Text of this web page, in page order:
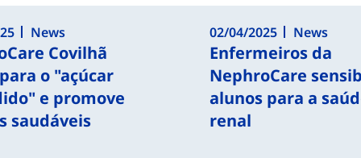
News
Covilhã
o "açúcar
e promove
saudáveis
News
02/04/2025
Enfermeiros da
NephroCare
alunos para a
renal